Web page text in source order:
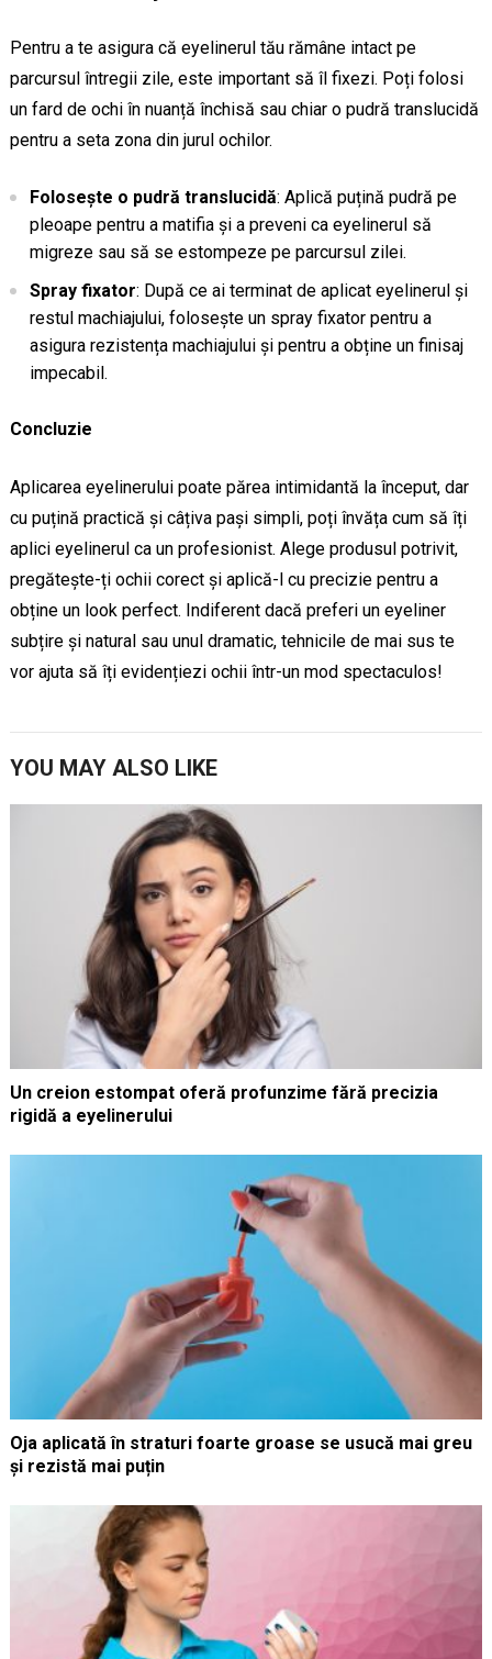
Pentru a te asigura că eyelinerul tău rămâne intact pe
parcursul întregii zile, este important să îl fixezi. Poți folosi
un fard de ochi în nuanță închisă sau chiar o pudră translucidă
pentru a seta zona din jurul ochilor.
Folosește o pudră translucidă: Aplică puțină pudră pe
pleoape pentru a matifia și a preveni ca eyelinerul să
migreze sau să se estompeze pe parcursul zilei.
Spray fixator: După ce ai terminat de aplicat eyelinerul și
restul machiajului, folosește un spray fixator pentru a
asigura rezistența machiajului și pentru a obține un finisaj
impecabil.
Concluzie
Aplicarea eyelinerului poate părea intimidantă la început, dar
cu puțină practică și câțiva pași simpli, poți învăța cum să îți
aplici eyelinerul ca un profesionist. Alege produsul potrivit,
pregătește-ți ochii corect și aplică-l cu precizie pentru a
obține un look perfect. Indiferent dacă preferi un eyeliner
subțire și natural sau unul dramatic, tehnicile de mai sus te
vor ajuta să îți evidențiezi ochii într-un mod spectaculos!
YOU MAY ALSO LIKE
Un creion estompat oferă profunzime fără precizia
rigidă a eyelinerului
Oja aplicată în straturi foarte groase se usucă mai greu
și rezistă mai puțin